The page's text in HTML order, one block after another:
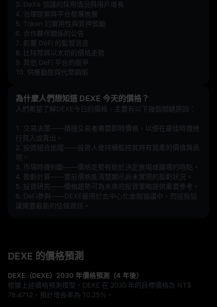
3. DeXe 協議的採用情況與用戶增長
4. 治理提案與平台發展進展
5. Token 的實用性與質押獎勵
6. 合作夥伴關係的公告
7. 影響 DeFi 的監管消息
8. 比特幣與以太坊的價格走勢
9. 其他 DeFi 平台的競爭
10. 供應動態與代幣銷燬
為什麼人們想知道 DEXE 今天的價格？
人們希望了解DEXE今日的價格，主要有以下幾個關鍵原因：
1. 交易決策——積極交易者需要即時價格，以便在最佳時機進
行買入或賣出。
2. 投資組合追蹤——投資人會持續監控其持有資產的價值與表
現。
3. 市場時機判斷——價格走勢有助於決定進場或離場的時點。
4. 盈虧計算——當前價格能清楚顯示尚未實現的盈虧狀況。
5. 投資研究——價格趨勢可為未來的投資策略提供重要參考。
6. DeFi參與——DEXE被用於去中心化金融協議中，而這些協
議需要最新的估值資訊。
DEXE 的價格預測
DEXE（DEXE）2030 年價格預測（4 年後）
根據上述價格預測模型，DEXE 在 2030 年的目標價格為 NT$
78.4712 ，預計增長率為 10.25% 。